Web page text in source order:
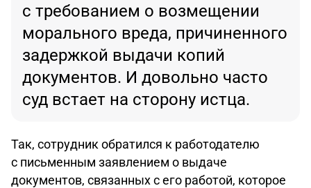
с требованием о возмещении
морального вреда, причиненного
задержкой выдачи копий
документов. И довольно часто
суд встает на сторону истца.
Так, сотрудник обратился к работодателю
с письменным заявлением о выдаче
документов, связанных с его работой, которое